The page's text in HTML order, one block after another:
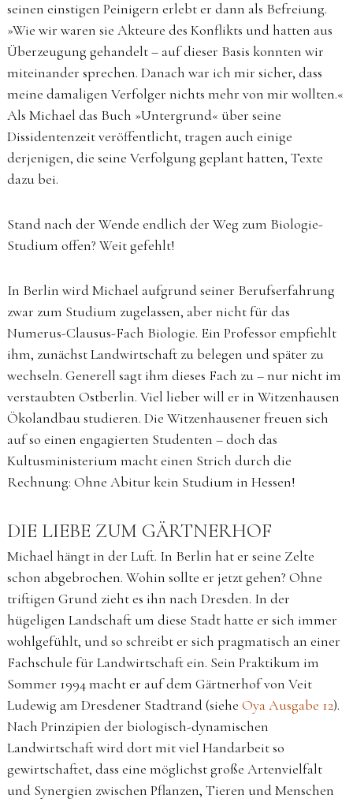
seinen einstigen Peinigern erlebt er dann als Befreiung.
»Wie wir waren sie Akteure des Konflikts und hatten aus
Überzeugung gehandelt – auf dieser Basis konnten wir
miteinander sprechen. Danach war ich mir sicher, dass
meine damaligen Verfolger nichts mehr von mir wollten.«
Als Michael das Buch »Untergrund« über seine
Dissidentenzeit veröffentlicht, tragen auch einige
derjenigen, die seine Verfolgung geplant hatten, Texte
dazu bei.
Stand nach der Wende endlich der Weg zum Biologie-
Studium offen? Weit gefehlt!
In Berlin wird Michael aufgrund seiner Berufserfahrung
zwar zum Studium zugelassen, aber nicht für das
Numerus-Clausus-Fach Biologie. Ein Professor empfiehlt
ihm, zunächst Landwirtschaft zu belegen und später zu
wechseln. Generell sagt ihm dieses Fach zu – nur nicht im
verstaubten Ostberlin. Viel lieber will er in Witzenhausen
Ökolandbau studieren. Die Witzenhausener freuen sich
auf so einen engagierten Studenten – doch das
Kultusministerium macht einen Strich durch die
Rechnung: Ohne Abitur kein Studium in Hessen!
DIE LIEBE ZUM GÄRTNERHOF
Michael hängt in der Luft. In Berlin hat er seine Zelte
schon abgebrochen. Wohin sollte er jetzt gehen? Ohne
triftigen Grund zieht es ihn nach Dresden. In der
hügeligen Landschaft um diese Stadt hatte er sich immer
wohlgefühlt, und so schreibt er sich pragmatisch an einer
Fachschule für Landwirtschaft ein. Sein Praktikum im
Sommer 1994 macht er auf dem Gärtnerhof von Veit
Ludewig am Dresdener Stadtrand (siehe Oya Ausgabe 12).
Nach Prinzipien der biologisch-dynamischen
Landwirtschaft wird dort mit viel Handarbeit so
gewirtschaftet, dass eine möglichst große Artenvielfalt
und Synergien zwischen Pflanzen, Tieren und Menschen